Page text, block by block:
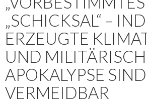
„SCHICKSAL“ –
ERZEUGTE
UND
APOKALYPSE SIND
VERMEIDBAR